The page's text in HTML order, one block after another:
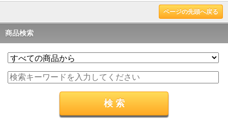
ページの先頭へ戻る
商品検索